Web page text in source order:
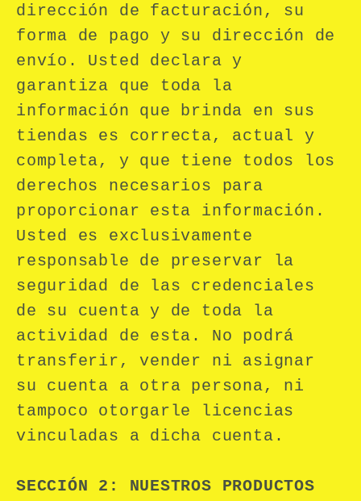
dirección de facturación, su
forma de pago y su dirección de
envío. Usted declara y
garantiza que toda la
información que brinda en sus
tiendas es correcta, actual y
completa, y que tiene todos los
derechos necesarios para
proporcionar esta información.
Usted es exclusivamente
responsable de preservar la
seguridad de las credenciales
de su cuenta y de toda la
actividad de esta. No podrá
transferir, vender ni asignar
su cuenta a otra persona, ni
tampoco otorgarle licencias
vinculadas a dicha cuenta.
SECCIÓN 2: NUESTROS PRODUCTOS